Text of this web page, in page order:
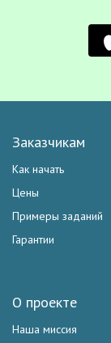
Заказчикам
Как начать
Цены
Примеры заданий
Гарантии
О проекте
Наша миссия